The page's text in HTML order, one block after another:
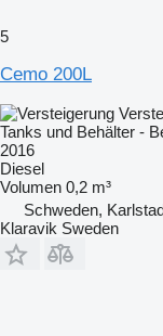
5
Cemo 200L
Tanks und Behälter -
2016
Diesel
Volumen 0,2 m³
Schweden,
Klaravik Sweden